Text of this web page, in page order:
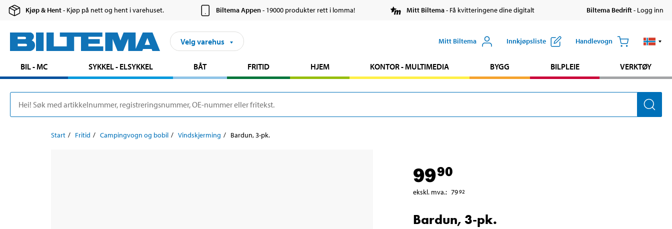
Kjøp & Hent- Kjøp på nett og hent i varehuset. Biltema Appen- 19000 produkter rett i lomma! Mitt Biltema- Få kvitteringene dine digitalt Biltema Bedrift- Logg inn
Velg varehus Mitt Biltema Innkjøpsliste Handlevogn
BIL - MC SYKKEL - ELSYKKEL BÅT FRITID HJEM KONTOR - MULTIMEDIA BYGG BILPLEIE VERKTØY
Start Fritid Campingvogn og bobil Vindskjerming Bardun, 3-pk.
9990
ekskl. mva.: 7992
Bardun, 3-pk.